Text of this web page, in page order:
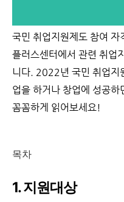
국민 취업지원제도 참여 자
플러스센터에서 관련 취업
니다. 2022년 국민 취업지
업을 하거나 창업에 성공
꼼꼼하게 읽어보세요!
목차
1. 지원대상